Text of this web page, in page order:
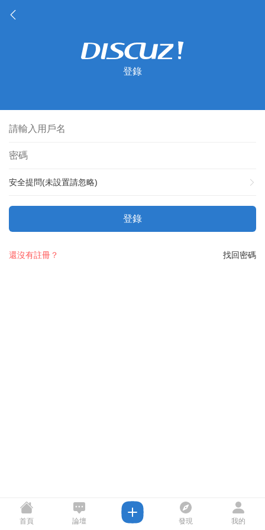
登錄
安全提問(未設置請忽略)
登錄
找回密碼
還沒有註冊？
首頁 論壇 發現 我的